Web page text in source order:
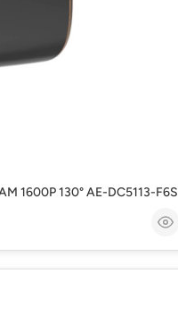
1600P 130° AE-DC5113-F6S